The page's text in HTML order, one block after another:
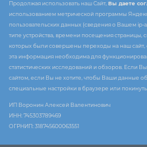
Продолжая использовать наш Сайт, Вы даете
использованием метрической программы
пользовательских данных (сведения о Вашем
типе устройства, времени посещения страницы,
которых были совершены переходы на наш сайт,
эта информация необходима для
статистических исследований и обзоров. Если
сайтом, если Вы не хотите, чтобы Ваши данные
специальные настройки в браузере или покинуть
ИП Воронин Алексей Валентинович
ИНН: 745303789469
ОГРНИП: 318745600063551